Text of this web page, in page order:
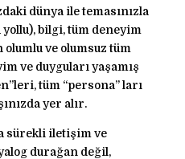
dünya ile temasınızla
yollu), bilgi, tüm deneyim
ve olumsuz tüm
ve duyguları yaşamış
tüm “persona” ları
yer alır.
sürekli iletişim ve
durağan değil,